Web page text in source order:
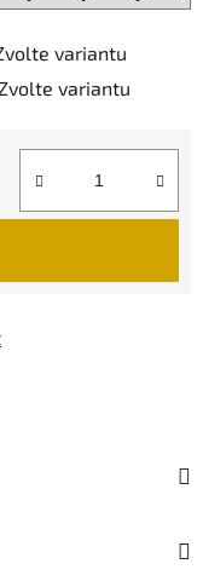
variantu
variantu